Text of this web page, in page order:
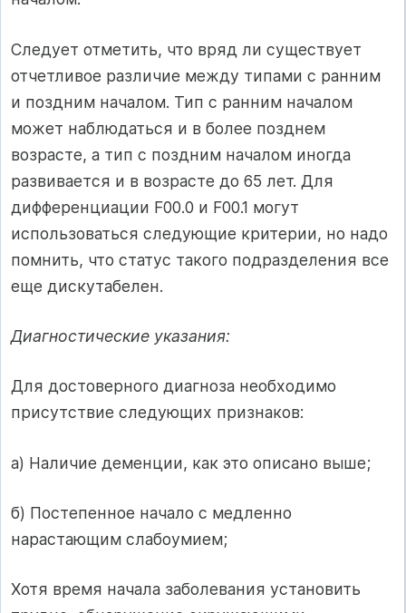
Следует отметить, что вряд ли существует
отчетливое различие между типами с ранним
и поздним началом. Тип с ранним началом
может наблюдаться и в более позднем
возрасте, а тип с поздним началом иногда
развивается и в возрасте до 65 лет. Для
дифференциации F00.0 и F00.1 могут
использоваться следующие критерии, но надо
помнить, что статус такого подразделения все
еще дискутабелен.
Диагностические указания:
Для достоверного диагноза необходимо
присутствие следующих признаков:
а) Наличие деменции, как это описано выше;
б) Постепенное начало с медленно
нарастающим слабоумием;
Хотя время начала заболевания установить